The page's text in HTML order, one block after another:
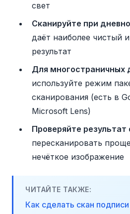
свет
Сканируйте при
даёт наиболее чистый
результат
Для многостраничных
используйте режим
сканирования (есть в
Microsoft Lens)
Проверяйте результат
пересканировать
нечёткое изображение
ЧИТАЙТЕ ТАКЖЕ:
Как сделать скан